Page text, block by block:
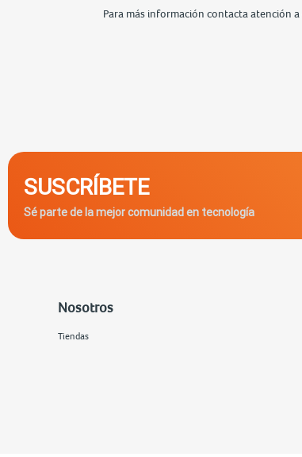
Para más información contacta atención
SUSCRÍBETE
Sé parte de la mejor comunidad en tecnología
Nosotros
Tiendas